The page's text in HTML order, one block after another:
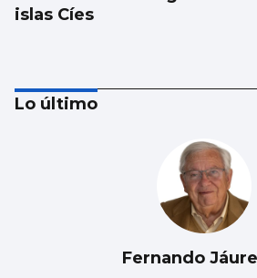
islas Cíes
Lo último
Fernando